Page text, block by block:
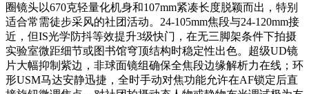
圈镜头以670克轻量化机身和107mm紧凑长度脱颖而出，特别
适合常需徒步采风的社团活动。24-105mm焦段与24-120mm接
近，但IS光学防抖等效提升3级快门，在无三脚架条件下拍摄
实验室微距细节或图书馆穹顶结构时稳定性出色。超级UD镜
片大幅抑制紫边，非球面镜组确保全焦段边缘解析力在线；环
形USM马达安静迅捷，全时手动对焦功能允许在AF锁定后直